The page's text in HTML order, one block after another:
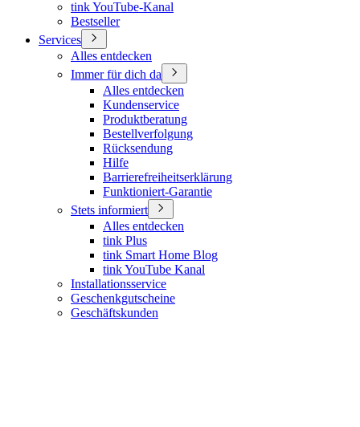
tink YouTube-Kanal
Bestseller
Services
Alles entdecken
Immer für dich da
Alles entdecken
Kundenservice
Produktberatung
Bestellverfolgung
Rücksendung
Hilfe
Barrierefreiheitserklärung
Funktioniert-Garantie
Stets informiert
Alles entdecken
tink Plus
tink Smart Home Blog
tink YouTube Kanal
Installationsservice
Geschenkgutscheine
Geschäftskunden